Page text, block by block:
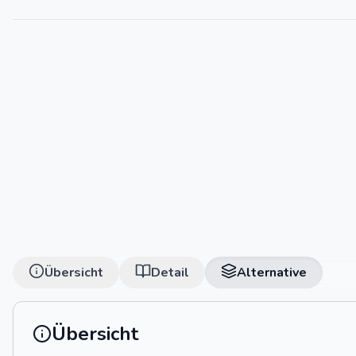
Übersicht Detail Alternative
Übersicht